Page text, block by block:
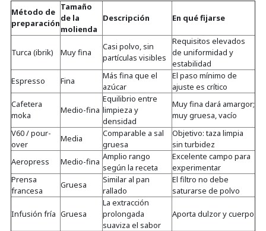
Método de
preparación
Tamaño
de la
molienda
Descripción En qué fijarse
Turca (ibrik) Muy fina
Casi polvo, sin
partículas visibles
Requisitos elevados
de uniformidad y
estabilidad
Espresso
Fina
Más fina que el
azúcar
El paso mínimo de
ajuste es crítico
Cafetera
moka
Medio-fina
Equilibrio entre
limpieza y
densidad
Muy fina dará amargor;
muy gruesa, vacío
V60 / pour-
over
Media
Comparable a sal
gruesa
Objetivo: taza limpia
sin turbidez
Aeropress
Medio-fina Amplio rango
según la receta
Excelente campo para
experimentar
Prensa
francesa
Gruesa
Similar al pan
rallado
El filtro no debe
saturarse de polvo
Infusión fría Gruesa
La extracción
prolongada
suaviza el sabor
Aporta dulzor y cuerpo